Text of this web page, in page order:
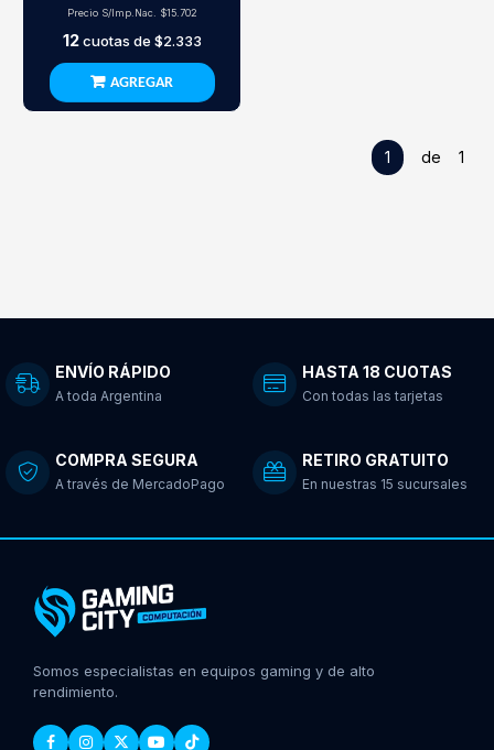
Precio S/Imp.Nac. $15.702
12cuotas de $2.333
AGREGAR
1 de 1
ENVÍO RÁPIDO
A toda Argentina
HASTA 18 CUOTAS
Con todas las tarjetas
COMPRA SEGURA
A través de MercadoPago
RETIRO GRATUITO
En nuestras 15 sucursales
Somos especialistas en equipos gaming y de alto
rendimiento.